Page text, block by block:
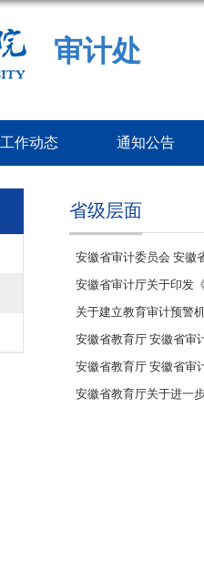
审计处
工作动态 通知公告
省级层面
安徽省审计委员会 安徽
安徽省审计厅关于印发
关于建立教育审计预警
安徽省教育厅 安徽省审
安徽省教育厅 安徽省审
安徽省教育厅关于进一